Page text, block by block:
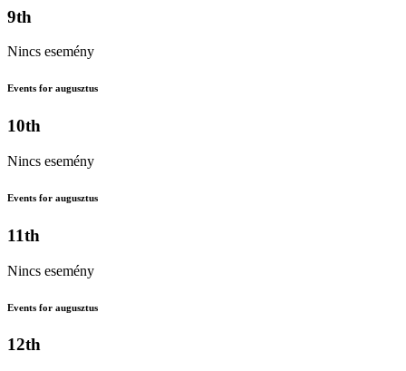
9th
Nincs esemény
Events for augusztus
10th
Nincs esemény
Events for augusztus
11th
Nincs esemény
Events for augusztus
12th